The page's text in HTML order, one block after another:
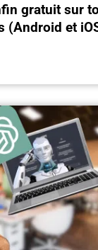
gratuit sur
(Android et